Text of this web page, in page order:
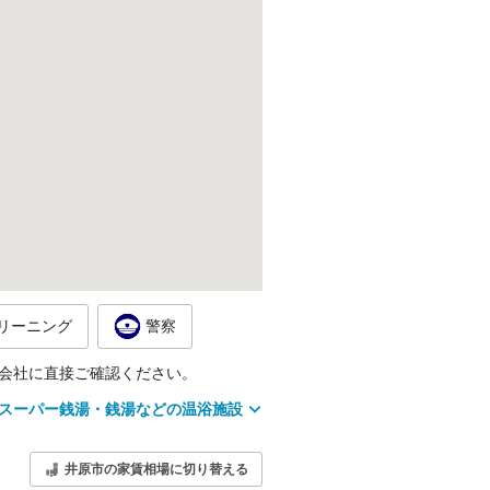
ーニング 警察
に直接ご確認ください。
ーパー銭湯・銭湯などの温浴施設
井原市の家賃相場に切り替える